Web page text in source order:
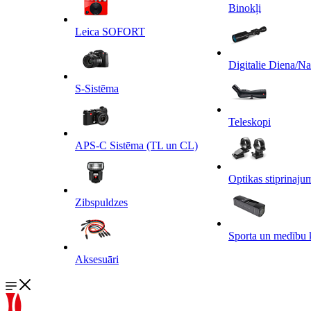
Leica SOFORT
S-Sistēma
APS-C Sistēma (TL un CL)
Zibspuldzes
Aksesuāri
Binokļi
Digitalie Diena/
Teleskopi
Optikas
Sporta un medību